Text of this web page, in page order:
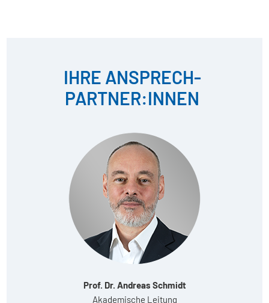
IHRE ANSPRECH­
PARTNER:INNEN
Prof. Dr. Andreas Schmidt
Akademische Leitung